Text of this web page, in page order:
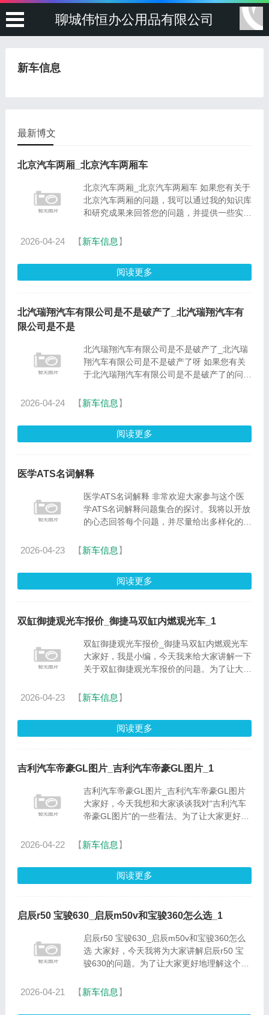
聊城伟恒办公用品有限公司
新车信息
最新博文
北京汽车两厢_北京汽车两厢车
北京汽车两厢_北京汽车两厢车 如果您有关于
北京汽车两厢的问题，我可以通过我的知识库
和研究成果来回答您的问题，并提供一些实用
两厢怎么样?3.北京汽车e系列两厢怎么样4.有
2026-04-24 【新车信息 】
阅读更多
北汽瑞翔汽车有限公司是不是破产了_北汽瑞翔汽车有
限公司是不是
北汽瑞翔汽车有限公司是不是破产了_北汽瑞
翔汽车有限公司是不是破产了呀 如果您有关
于北汽瑞翔汽车有限公司是不是破产了的问
您的问题，并提供一些实用的建议和资源。
2026-04-24 【新车信息 】
阅读更多
医学ATS名词解释
医学ATS名词解释 非常欢迎大家参与这个医
学ATS名词解释问题集合的探讨。我将以开放
的心态回答每个问题，并尽量给出多样化的观
解释：外汇与汇率。名词解释：外汇与汇率。
2026-04-23 【新车信息 】
阅读更多
双缸御捷观光车报价_御捷马双缸内燃观光车_1
双缸御捷观光车报价_御捷马双缸内燃观光车
大家好，我是小编，今天我来给大家讲解一下
关于双缸御捷观光车报价的问题。为了让大家
现在就一起来看看吧。1.御捷马观光车如何保
2026-04-23 【新车信息 】
阅读更多
吉利汽车帝豪GL图片_吉利汽车帝豪GL图片_1
吉利汽车帝豪GL图片_吉利汽车帝豪GL图片
大家好，今天我想和大家谈谈我对“吉利汽车
帝豪GL图片”的一些看法。为了让大家更好地
在就让我们一起来探讨吧。1.自主紧凑型轿车
2026-04-22 【新车信息 】
阅读更多
启辰r50 宝骏630_启辰m50v和宝骏360怎么选_1
启辰r50 宝骏630_启辰m50v和宝骏360怎么
选 大家好，今天我将为大家讲解启辰r50 宝
骏630的问题。为了让大家更好地理解这个问
一起来看看吧。1.宝骏603，启辰D50买哪个
2026-04-21 【新车信息 】